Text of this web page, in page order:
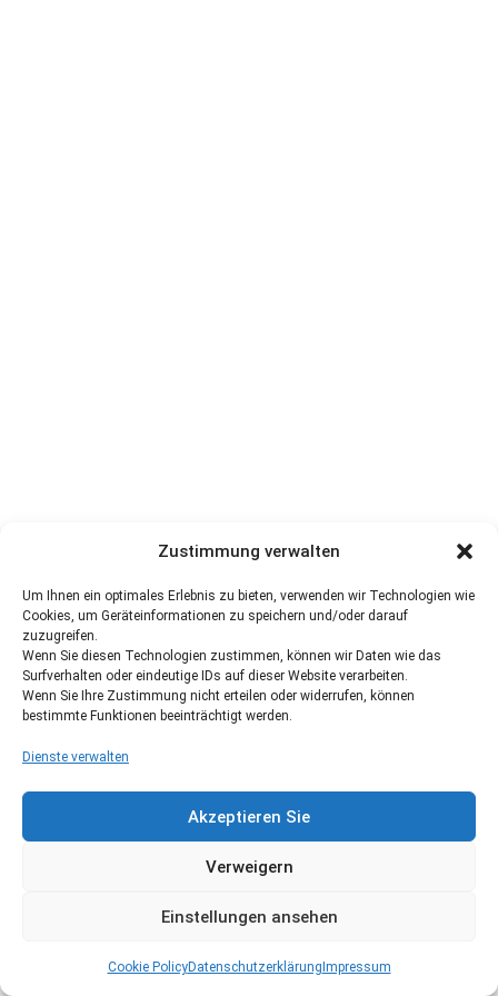
Zustimmung verwalten
Um Ihnen ein optimales Erlebnis zu bieten, verwenden wir Technologien wie
Cookies, um Geräteinformationen zu speichern und/oder darauf
zuzugreifen.
Wenn Sie diesen Technologien zustimmen, können wir Daten wie das
Surfverhalten oder eindeutige IDs auf dieser Website verarbeiten.
Wenn Sie Ihre Zustimmung nicht erteilen oder widerrufen, können
bestimmte Funktionen beeinträchtigt werden.
Dienste verwalten
Akzeptieren Sie
Verweigern
Einstellungen ansehen
Cookie PolicyDatenschutzerklärung Impressum